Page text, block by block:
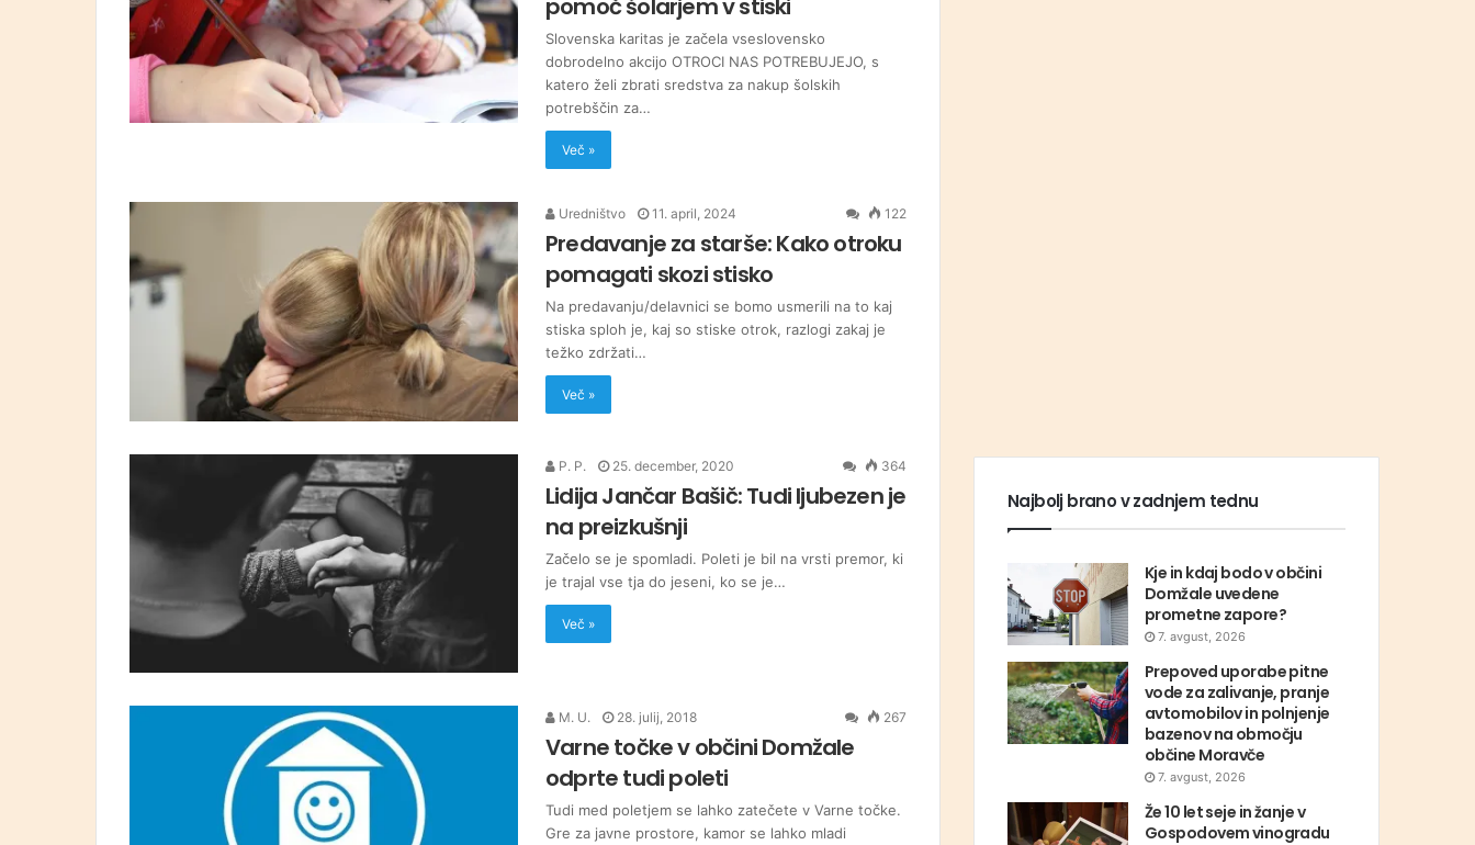
pomoč šolarjem v stiski
Slovenska karitas je začela vseslovensko
dobrodelno akcijo OTROCI NAS POTREBUJEJO, s
katero želi zbrati sredstva za nakup šolskih
potrebščin za…
Več »
Uredništvo 11. april, 2024 122
Predavanje za starše: Kako otroku
pomagati skozi stisko
Na predavanju/delavnici se bomo usmerili na to kaj
stiska sploh je, kaj so stiske otrok, razlogi zakaj je
težko zdržati…
Več »
P. P. 25. december, 2020 364
Lidija Jančar Bašič: Tudi ljubezen je
na preizkušnji
Začelo se je spomladi. Poleti je bil na vrsti premor, ki
je trajal vse tja do jeseni, ko se je…
Več »
M. U. 28. julij, 2018 267
Varne točke v občini Domžale
odprte tudi poleti
Tudi med poletjem se lahko zatečete v Varne točke.
Gre za javne prostore, kamor se lahko mladi
Najbolj brano v zadnjem tednu
Kje in kdaj bodo v občini
Domžale uvedene
prometne zapore?
7. avgust, 2026
Prepoved uporabe pitne
vode za zalivanje, pranje
avtomobilov in polnjenje
bazenov na območju
občine Moravče
7. avgust, 2026
Že 10 let seje in žanje v
Gospodovem vinogradu